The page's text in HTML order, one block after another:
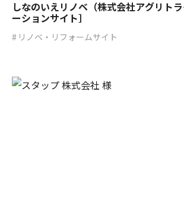
しなのいえリノベ（株式会社アグリト
ーションサイト］
リノベ・リフォームサイト